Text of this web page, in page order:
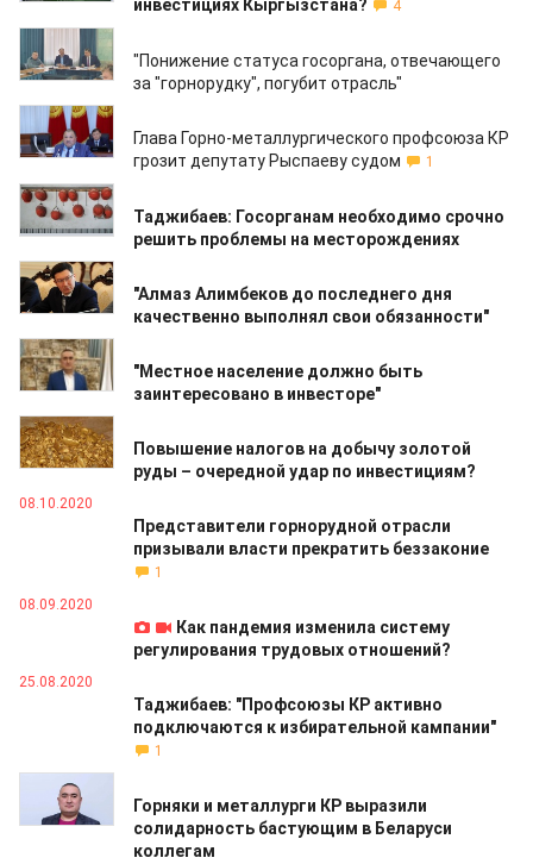
инвестициях Кыргызстана?
4
"Понижение статуса госоргана, отвечающего
за "горнорудку", погубит отрасль"
11.12.2020
Глава Горно-металлургического профсоюза КР
грозит депутату Рыспаеву судом
1
04.12.2020
Таджибаев: Госорганам необходимо срочно
решить проблемы на месторождениях
13.11.2020
"Алмаз Алимбеков до последнего дня
качественно выполнял свои обязанности"
23.10.2020
"Местное население должно быть
заинтересовано в инвесторе"
22.10.2020
Повышение налогов на добычу золотой
руды – очередной удар по инвестициям?
08.10.2020
Представители горнорудной отрасли
призывали власти прекратить беззаконие
1
08.09.2020
Как пандемия изменила систему
регулирования трудовых отношений?
25.08.2020
Таджибаев: "Профсоюзы КР активно
подключаются к избирательной кампании"
1
25.08.2020
Горняки и металлурги КР выразили
солидарность бастующим в Беларуси
коллегам